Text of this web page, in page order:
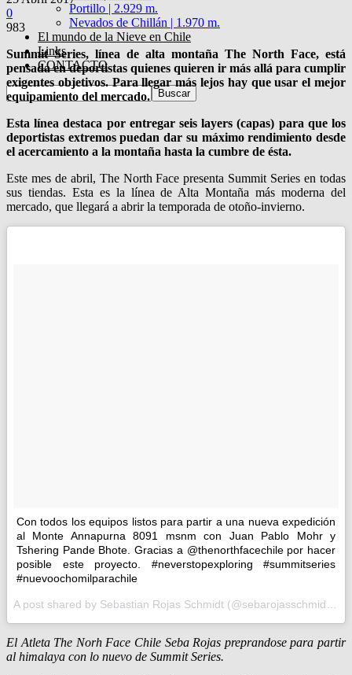
Portillo | 2.929 m.
Nevados de Chillán | 1.970 m.
El mundo de la Nieve en Chile
Links
CONTACTO
0
983
Summit Series, línea de alta montaña The North Face, está
pensada en deportistas quienes quieren ir más allá para cumplir
exigentes objetivos. Para llegar más lejos hay queusar el mejor
equipamiento del mercado.
Esta línea destaca por entregar seis layers (capas) para que los
deportistas extremos puedan dar su máximo rendimiento desde
el acercamiento a la montaña hasta la cumbre de ésta.
Este mes de abril, The North Face presenta Summit Series en todas
sus tiendas. Esta es la línea de Alta Montaña más moderna del
mercado, que llegará a abrir la temporada de otoño-invierno.
Con todos los equipos listos para partir a una nueva expedición
al Monte Annapurna 8091 msnm con Juan Pablo Mohr y
Tshering Pande Bhote. Gracias a @thenorthfacechile por hacer
posible este proyecto. #neverstopexploring #summitseries
#nuevoochomilparachile
El Atleta The Norh Face Chile Seba Rojas preprandose para partir
al himalaya con lo nuevo de Summit Series.